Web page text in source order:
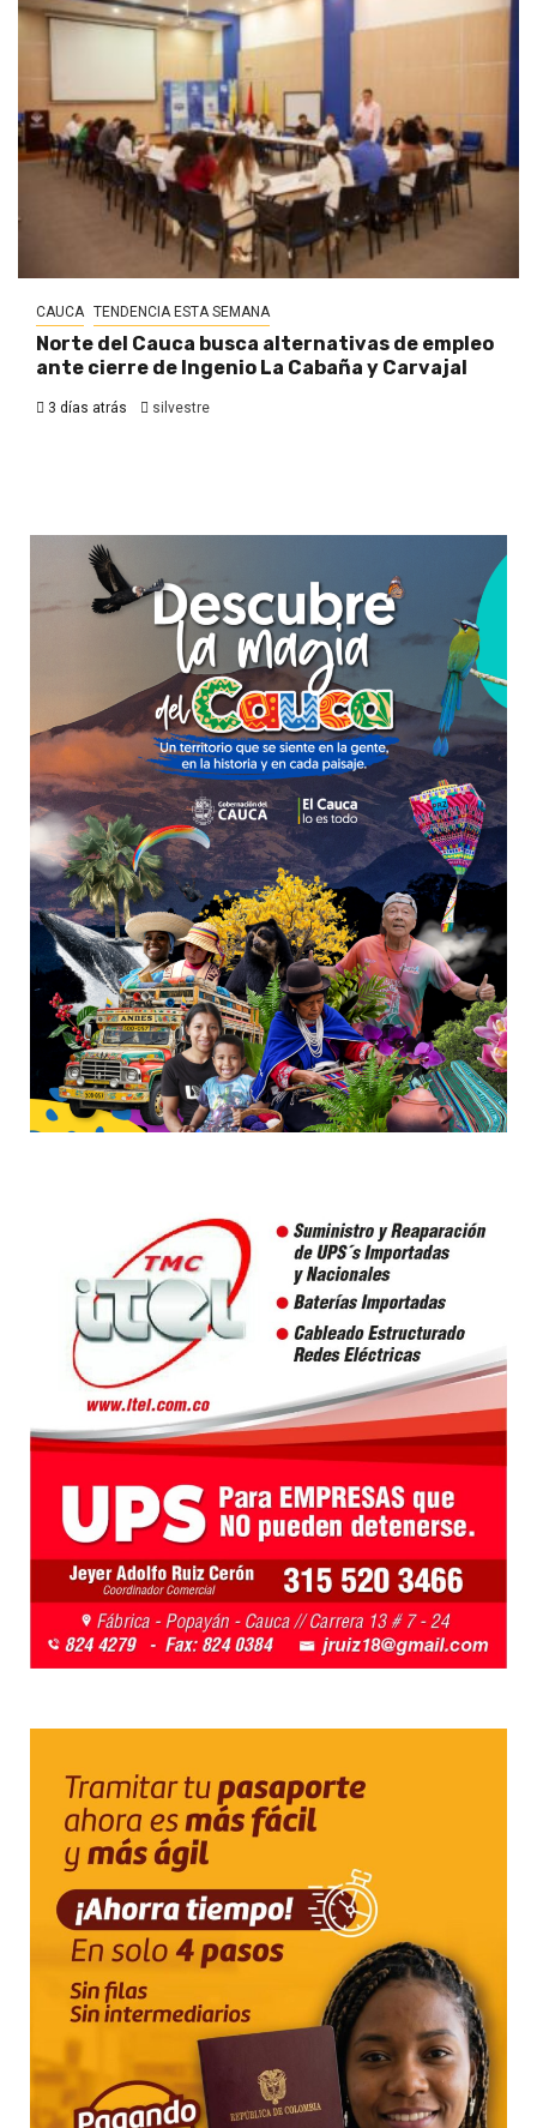
CAUCA TENDENCIA ESTA SEMANA
Norte del Cauca busca alternativas de empleo
ante cierre de Ingenio La Cabaña y Carvajal
3 días atrás silvestre